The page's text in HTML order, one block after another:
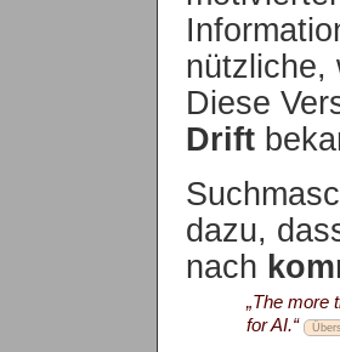
nützliche,
Diese
Drift
dazu,
nach
„The more
for AI.“